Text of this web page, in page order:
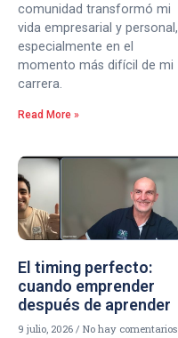
comunidad transformó mi
vida empresarial y personal,
especialmente en el
momento más difícil de mi
carrera.
Read More »
El timing perfecto:
cuando emprender
después de aprender
9 julio, 2026 No hay comentarios